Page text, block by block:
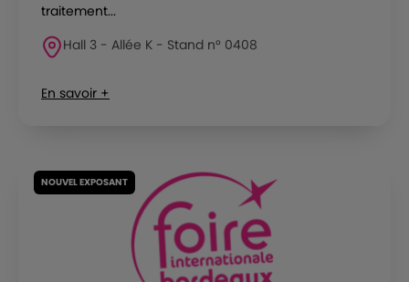
traitement...
Hall 3 - Allée K - Stand n° 0408
En savoir +
NOUVEL EXPOSANT